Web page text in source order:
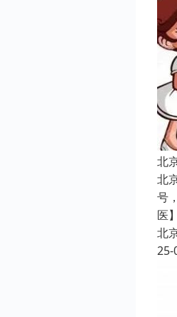
北
北
号
医
北
25-